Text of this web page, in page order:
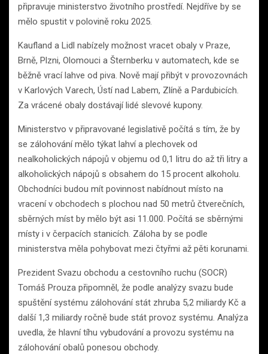
připravuje ministerstvo životního prostředí. Nejdříve by se
mělo spustit v polovině roku 2025.
Kaufland a Lidl nabízely možnost vracet obaly v Praze,
Brně, Plzni, Olomouci a Šternberku v automatech, kde se
běžně vrací lahve od piva. Nově mají přibýt v provozovnách
v Karlových Varech, Ústí nad Labem, Zlíně a Pardubicích.
Za vrácené obaly dostávají lidé slevové kupony.
Ministerstvo v připravované legislativě počítá s tím, že by
se zálohování mělo týkat lahví a plechovek od
nealkoholických nápojů v objemu od 0,1 litru do až tři litry a
alkoholických nápojů s obsahem do 15 procent alkoholu.
Obchodníci budou mít povinnost nabídnout místo na
vracení v obchodech s plochou nad 50 metrů čtverečních,
sběrných míst by mělo být asi 11.000. Počítá se sběrnými
místy i v čerpacích stanicích. Záloha by se podle
ministerstva měla pohybovat mezi čtyřmi až pěti korunami.
Prezident Svazu obchodu a cestovního ruchu (SOCR)
Tomáš Prouza připomněl, že podle analýzy svazu bude
spuštění systému zálohování stát zhruba 5,2 miliardy Kč a
další 1,3 miliardy ročně bude stát provoz systému. Analýza
uvedla, že hlavní tíhu vybudování a provozu systému na
zálohování obalů ponesou obchody.